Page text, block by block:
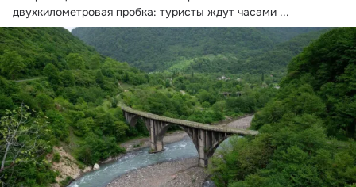
двухкилометровая пробка: туристы ждут часами ...